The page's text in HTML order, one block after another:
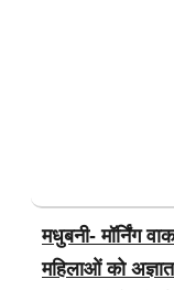
मधुबनी- मॉर्निंग
महिलाओं को